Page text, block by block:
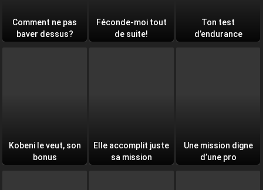
Comment ne pas
baver dessus?
Féconde-moi tout
de suite!
Ton test
d’endurance
Kobeni le veut, son
bonus
Elle accomplit juste
sa mission
Une mission digne
d’une pro